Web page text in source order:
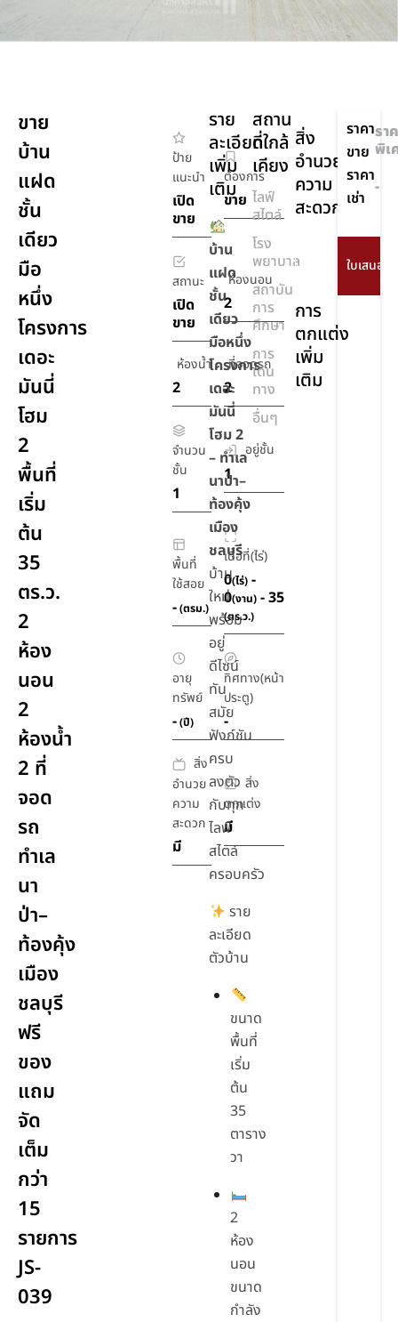
ขาย
บ้าน
แฝด
ชั้น
เดียว
มือ
หนึ่ง
โครงการ
เดอะ
มันนี่
โฮม
2
พื้นที่
เริ่ม
ต้น
35
ตร.ว.
2
ห้อง
นอน
2
ห้องน้ำ
2 ที่
จอด
รถ
ทำเล
นา
ป่า–
ท้องคุ้ง
เมือง
ชลบุรี
ฟรี
ของ
แถม
จัด
เต็ม
กว่า
15
รายการ
JS-
039
ป้าย
แนะนำ
เปิด
ขาย
ต้องการ
ขาย
สถานะ
เปิด
ขาย
ห้องนอน
2
ห้องน้ำ
2
ที่จอดรถ
2
จำนวน
ชั้น
1
อยู่ชั้น
1
พื้นที่
ใช้สอย
-(ตรม.)
เนื้อที่(ไร่)
0(ไร่) -
0(งาน) - 35
(ตร.ว.)
อายุ
ทรัพย์
-(ปี)
ทิศทาง(หน้า
ประตู)
-
สิ่ง
อำนวย
ความ
สะดวก
มี
สิ่ง
ตกแต่ง
มี
ราย
ละเอียด
เพิ่ม
เติม
บ้าน
แฝด
ชั้น
เดียว
มือหนึ่ง
โครงการ
เดอะ
มันนี่
โฮม 2
– ทำเล
นาป่า–
ท้องคุ้ง
เมือง
ชลบุรี
บ้าน
ใหม่
พร้อม
อยู่
ดีไซน์
ทัน
สมัย
ฟังก์ชัน
ครบ
ลงตัว
กับทุก
ไลฟ์
สไตล์
ครอบครัว
ราย
ละเอียด
ตัวบ้าน
ขนาด
พื้นที่
เริ่ม
ต้น
35
ตาราง
วา
2
ห้อง
นอน
ขนาด
กำลัง
สถาน
ที่ใกล้
เคียง
ไลฟ์
สไตล์
โรง
พยาบาล
สถาบัน
การ
ศึกษา
การ
เดิน
ทาง
อื่นๆ
สิ่ง
อำนวย
ความ
สะดวก
การ
ตกแต่ง
เพิ่ม
เติม
ราคา
ขาย
รา
พิเ
ราคา
เช่า
-